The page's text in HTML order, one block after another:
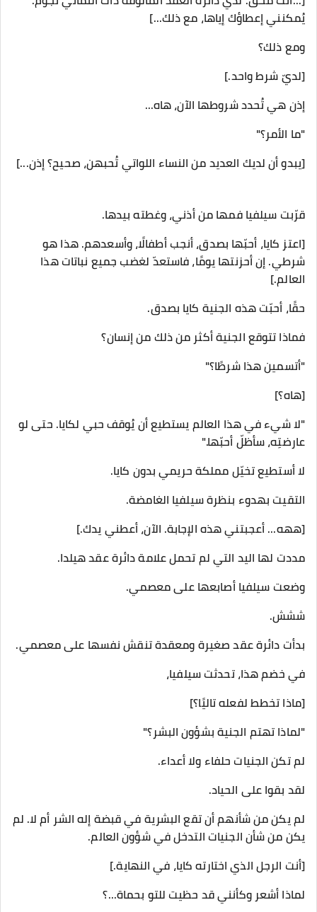
يُمكنني إعطاؤك إياها، مع ذلك...]
ومع ذلك؟
[لديّ شرط واحد.]
إذن هي تُحدد شروطها الآن، هاه...
"ما الأمر؟"
[يبدو أن لديك العديد من النساء اللواتي تُحبهن، صحيح؟ إذن...]
قرّبت سيلفيا فمها من أذني، وغطته بيدها.
[اعتز كايا، أحبّها بصدق، أنجب أطفالًا، وأسعدهم. هذا هو
شرطي. إن أحزنتها يومًا، فاستعدّ لغضب جميع نباتات هذا
العالم.]
حقًا، أحبّت هذه الجنية كايا بصدق.
فماذا تتوقع الجنية أكثر من ذلك من إنسان؟
"أتسمين هذا شرطًا؟"
[هاه؟]
"لا شيء في هذا العالم يستطيع أن يُوقف حبي لكايا. حتى لو
عارضتِه، سأظلّ أحبّها."
لا أستطيع تخيّل مملكة حريمي بدون كايا.
التقيت بهدوء بنظرة سيلفيا الغامضة.
[ههه... أعجبتني هذه الإجابة. الآن، أعطني يدك.]
مددت لها اليد التي لم تحمل علامة دائرة عقد هيلدا.
وضعت سيلفيا أصابعها على معصمي.
ششش.
بدأت دائرة عقد صغيرة ومعقدة تنقش نفسها على معصمي.
في خضم هذا، تحدثت سيلفيا،
[ماذا تخطط لفعله تاليًا؟]
"لماذا تهتم الجنية بشؤون البشر؟"
لم تكن الجنيات حلفاء ولا أعداء.
لقد بقوا على الحياد.
لم يكن من شأنهم أن تقع البشرية في قبضة إله الشر أم لا. لم
يكن من شأن الجنيات التدخل في شؤون العالم.
[أنت الرجل الذي اختارته كايا، في النهاية.]
لماذا أشعر وكأنني قد حظيت للتو بحماة...؟